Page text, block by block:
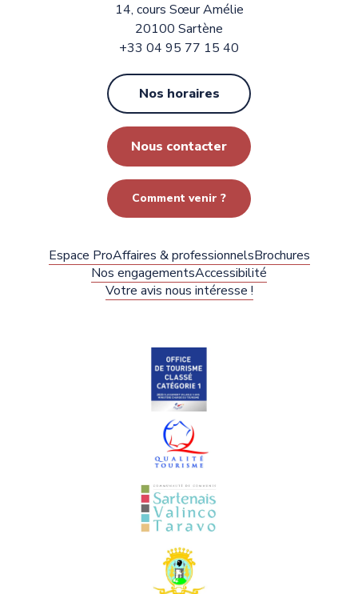
14, cours Sœur Amélie
20100 Sartène
+33 04 95 77 15 40
Nos horaires
Nous contacter
Comment venir ?
Espace ProAffaires & professionnelsBrochures
Nos engagementsAccessibilité
Votre avis nous intéresse !